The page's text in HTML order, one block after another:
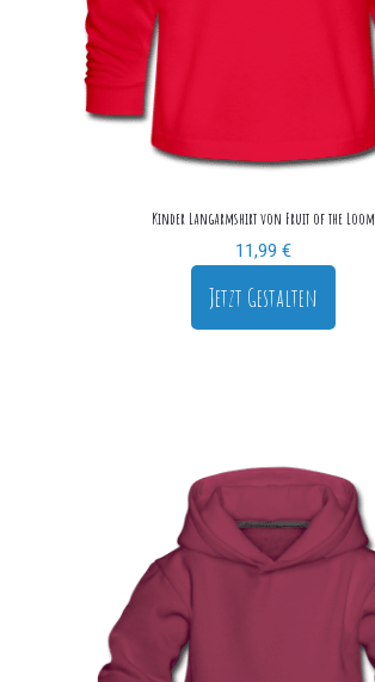
Kinder Langarmshirt von Fruit of the Loom
11,99 €
Jetzt Gestalten